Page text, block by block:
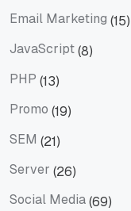
Email Marketing (15)
JavaScript(8)
PHP (13)
Promo (19)
SEM (21)
Server (26)
Social Media(69)